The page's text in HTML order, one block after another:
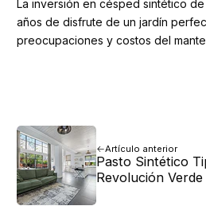
La inversión en césped sintético
años de disfrute de un jardín
preocupaciones y costos del
Artículo anterior
Pasto Sintético
Revolución